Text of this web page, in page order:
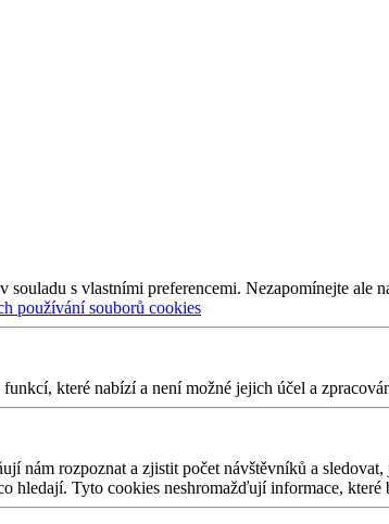
s vlastními preferencemi. Nezapomínejte
používání souborů cookies
které nabízí a není možné jejich účel a
nám rozpoznat a zjistit počet návštěvníků a
hledají. Tyto cookies neshromažďují informace,